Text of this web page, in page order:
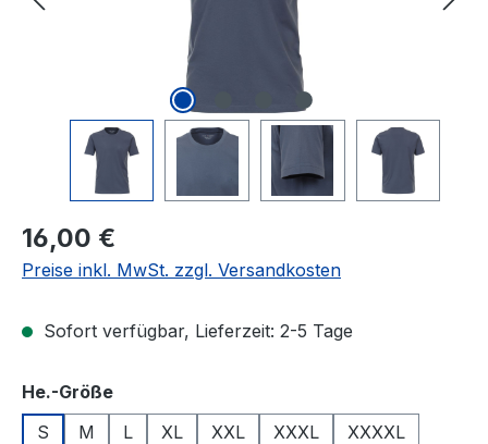
Regulärer Preis:
16,00 €
Preise inkl. MwSt. zzgl. Versandkosten
Sofort verfügbar, Lieferzeit: 2-5 Tage
He.-Größeauswählen
S
M L XL XXL XXXL XXXXL